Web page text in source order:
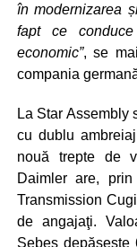
în modernizarea
fapt ce
economic”, se
compania
La Star Assembly
cu dublu
nouă trepte de
Daimler are,
Transmission
de angajaţi.
Sebeş